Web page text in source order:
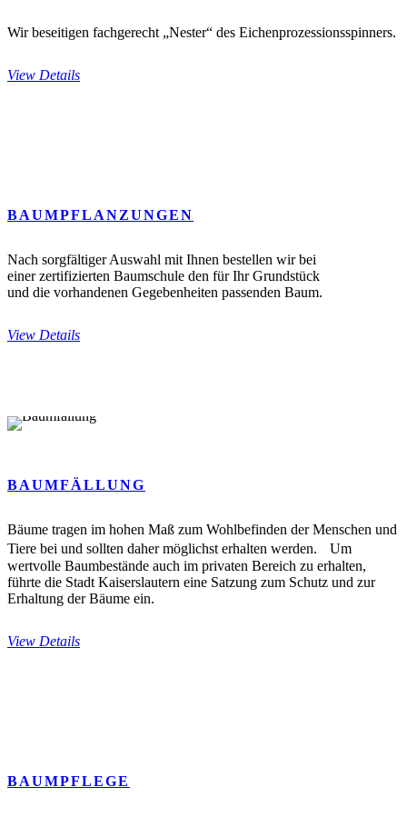
Wir beseitigen fachgerecht „Nester“ des Eichenprozessionsspinners.
View Details
BAUMPFLANZUNGEN
Nach sorgfältiger Auswahl mit Ihnen bestellen wir bei
einer zertifizierten Baumschule den für Ihr Grundstück
und die vorhandenen Gegebenheiten passenden Baum.
View Details
BAUMFÄLLUNG
Bäume tragen im hohen Maß zum Wohlbefinden der Menschen und
Tiere bei und sollten daher möglichst erhalten werden. Um
wertvolle Baumbestände auch im privaten Bereich zu erhalten,
führte die Stadt Kaiserslautern eine Satzung zum Schutz und zur
Erhaltung der Bäume ein.
View Details
BAUMPFLEGE